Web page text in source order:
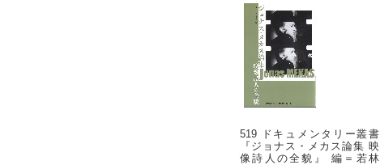
519 ドキュメンタリー叢書
『ジョナス・メカス論集 映
像詩人の全貌』 編＝若林